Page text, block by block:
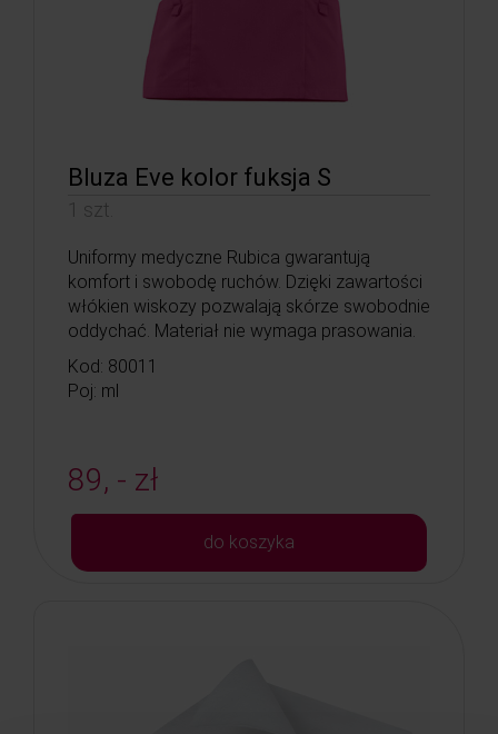
Bluza Eve kolor fuksja S
1 szt.
Uniformy medyczne Rubica gwarantują
komfort i swobodę ruchów. Dzięki zawartości
włókien wiskozy pozwalają skórze swobodnie
oddychać. Materiał nie wymaga prasowania.
Kod: 80011
Poj: ml
89, - zł
do koszyka